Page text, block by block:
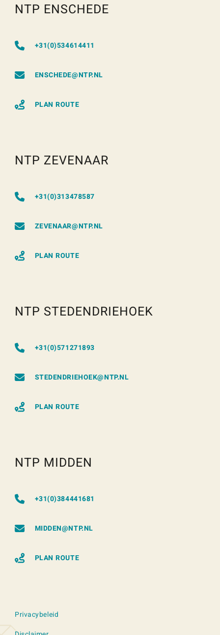
NTP ENSCHEDE
+31(0)534614411
ENSCHEDE@NTP.NL
PLAN ROUTE
NTP ZEVENAAR
+31(0)313478587
ZEVENAAR@NTP.NL
PLAN ROUTE
NTP STEDENDRIEHOEK
+31(0)571271893
STEDENDRIEHOEK@NTP.NL
PLAN ROUTE
NTP MIDDEN
+31(0)384441681
MIDDEN@NTP.NL
PLAN ROUTE
Privacybeleid